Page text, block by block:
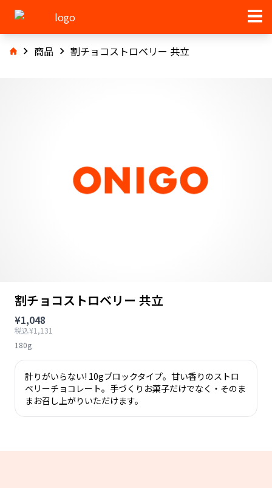
商品 割チョコストロベリー 共立
割チョコストロベリー 共立
¥1,048
税込¥1,131
180g
計りがいらない! 10gブロックタイプ。甘い香りのストロ
ベリーチョコレート。手づくりお菓子だけでなく・そのま
まお召し上がりいただけます。